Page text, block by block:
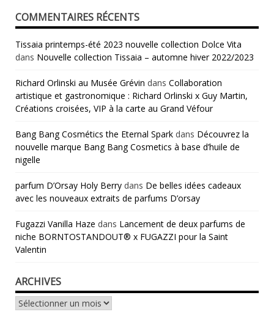
COMMENTAIRES RÉCENTS
Tissaia printemps-été 2023 nouvelle collection Dolce Vita
dans Nouvelle collection Tissaia – automne hiver 2022/2023
Richard Orlinski au Musée Grévin dans Collaboration
artistique et gastronomique : Richard Orlinski x Guy Martin,
Créations croisées, VIP à la carte au Grand Véfour
Bang Bang Cosmétics the Eternal Spark dans Découvrez la
nouvelle marque Bang Bang Cosmetics à base d’huile de
nigelle
parfum D’Orsay Holy Berry dans De belles idées cadeaux
avec les nouveaux extraits de parfums D’orsay
Fugazzi Vanilla Haze dans Lancement de deux parfums de
niche BORNTOSTANDOUT® x FUGAZZI pour la Saint
Valentin
ARCHIVES
Archives